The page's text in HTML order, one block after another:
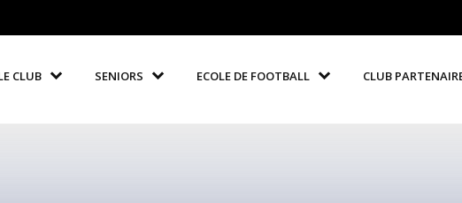
CLUB SENIORS ECOLE DE FOOTBALL CLUB